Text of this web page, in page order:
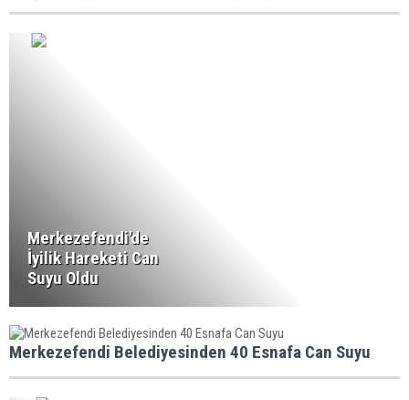
Merkezefendi'de
İyilik Hareketi Can
Suyu Oldu
Merkezefendi Belediyesinden 40 Esnafa Can Suyu